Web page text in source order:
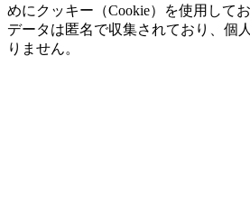
めにクッキー（Cookie）を使用して
データは匿名で収集されており、個
りません。